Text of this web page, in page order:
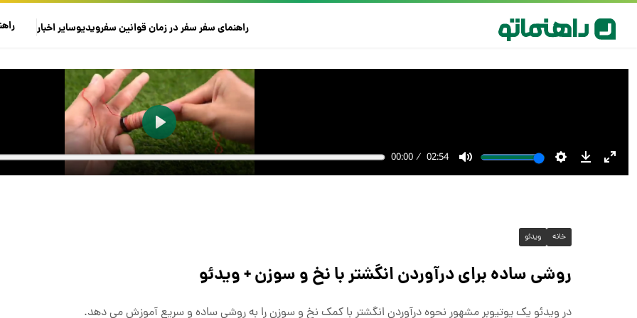
راهنمای سفرسفر در زمانقوانین سفرویدیوسایراخبار
خانه ویدئو
روشی ساده برای درآوردن انگشتر با نخ و سوزن + ویدئو
در ویدئو یک یوتیوبر مشهور نحوه درآوردن انگشتر با کمک نخ و سوزن را به روشی ساده و سریع آموزش می دهد.